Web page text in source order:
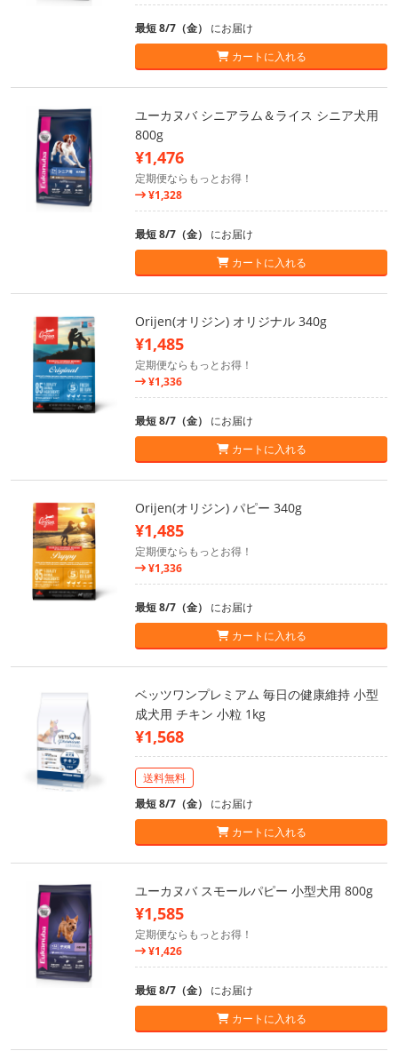
最短 8/7（金） にお届け
カートに入れる
ユーカヌバ シニアラム＆ライス シニア犬用
800g
¥1,476
定期便ならもっとお得！
¥1,328
最短 8/7（金） にお届け
カートに入れる
Orijen(オリジン) オリジナル 340g
¥1,485
定期便ならもっとお得！
¥1,336
最短 8/7（金） にお届け
カートに入れる
Orijen(オリジン) パピー 340g
¥1,485
定期便ならもっとお得！
¥1,336
最短 8/7（金） にお届け
カートに入れる
ベッツワンプレミアム 毎日の健康維持 小型
成犬用 チキン 小粒 1kg
¥1,568
送料無料
最短 8/7（金） にお届け
カートに入れる
ユーカヌバ スモールパピー 小型犬用 800g
¥1,585
定期便ならもっとお得！
¥1,426
最短 8/7（金） にお届け
カートに入れる